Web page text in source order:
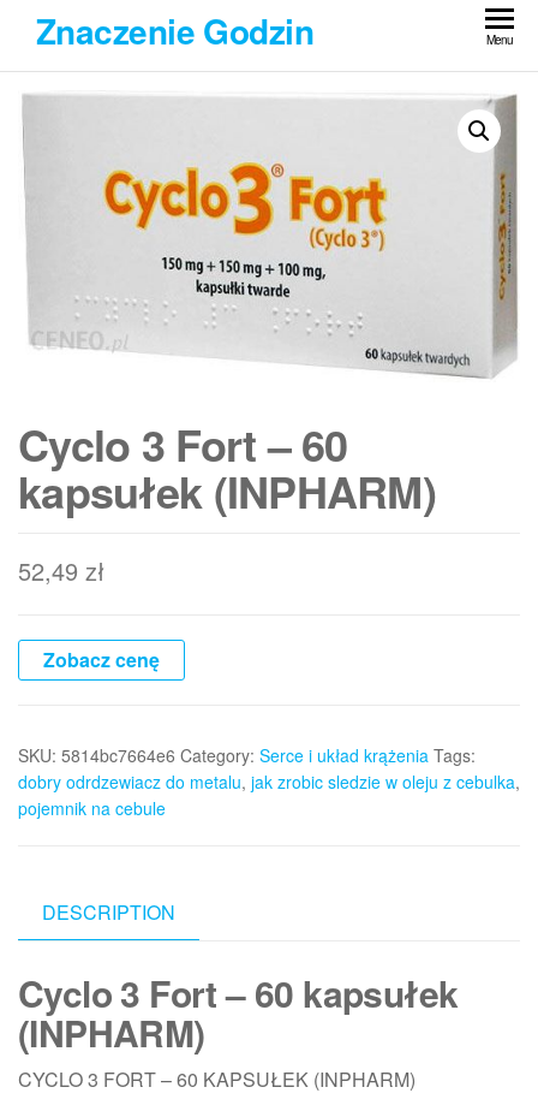
Przejdź
treści
Znaczenie Godzin Menu
Cyclo 3 Fort – 60
kapsułek (INPHARM)
52,49 zł
Zobacz cenę
SKU: 5814bc7664e6 Category: Serce i układ krążenia Tags:
dobry odrdzewiacz do metalu, jak zrobic sledzie w oleju z cebulka,
pojemnik na cebule
DESCRIPTION
Cyclo 3 Fort – 60 kapsułek
(INPHARM)
CYCLO 3 FORT – 60 KAPSUŁEK (INPHARM)